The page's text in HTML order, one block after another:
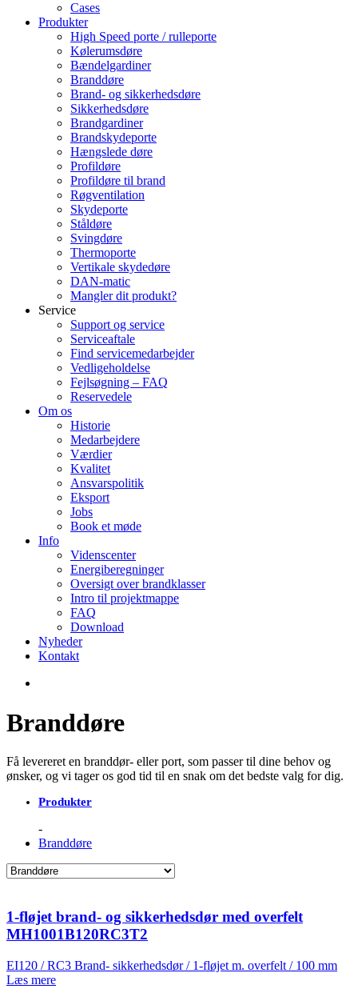
Cases
Produkter
High Speed porte / rulleporte
Kølerumsdøre
Bændelgardiner
Branddøre
Brand- og sikkerhedsdøre
Sikkerhedsdøre
Brandgardiner
Brandskydeporte
Hængslede døre
Profildøre
Profildøre til brand
Røgventilation
Skydeporte
Ståldøre
Svingdøre
Thermoporte
Vertikale skydedøre
DAN-matic
Mangler dit produkt?
Service
Support og service
Serviceaftale
Find servicemedarbejder
Vedligeholdelse
Fejlsøgning – FAQ
Reservedele
Om os
Historie
Medarbejdere
Værdier
Kvalitet
Ansvarspolitik
Eksport
Jobs
Book et møde
Info
Videnscenter
Energiberegninger
Oversigt over brandklasser
Intro til projektmappe
FAQ
Download
Nyheder
Kontakt
Branddøre
Få levereret en branddør- eller port, som passer til dine behov og
ønsker, og vi tager os god tid til en snak om det bedste valg for dig.
Produkter
Branddøre
1-fløjet brand- og sikkerhedsdør med overfelt
MH1001B120RC3T2
EI120 / RC3 Brand- sikkerhedsdør / 1-fløjet m. overfelt / 100 mm
Læs mere